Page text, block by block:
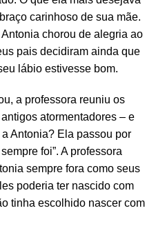
carinhoso de sua mãe.
chorou de alegria ao
pais decidiram ainda que
lábio estivesse bom.
a professora reuniu os
atormentadores – e
a Antonia? Ela passou por
foi”. A professora
sempre fora como seus
poderia ter nascido com
tinha escolhido nascer com